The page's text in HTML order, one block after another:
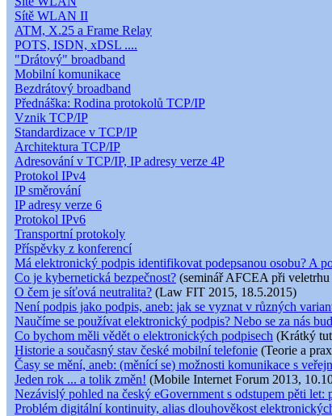
Sítě WLAN II
ATM, X.25 a Frame Relay
POTS, ISDN, xDSL ....
"Drátový" broadband
Mobilní komunikace
Bezdrátový broadband
Přednáška: Rodina protokolů TCP/IP
Vznik TCP/IP
Standardizace v TCP/IP
Architektura TCP/IP
Adresování v TCP/IP, IP adresy verze 4P
Protokol IPv4
IP směrování
IP adresy verze 6
Protokol IPv6
Transportní protokoly
Příspěvky z konferencí
Má elektronický podpis identifikovat podepsanou osobu? A
Co je kybernetická bezpečnost? (seminář AFCEA při
O čem je síťová neutralita? (Law FIT 2015, 18.5.2015)
Není podpis jako podpis, aneb: jak se vyznat v různých
Naučíme se používat elektronický podpis? Nebo se za nás
Co bychom měli vědět o elektronických podpisech (Krátký
Historie a současný stav české mobilní telefonie (Teorie a
Časy se mění, aneb: (měnící se) možnosti komunikace s
Jeden rok ... a tolik změn! (Mobile Internet Forum 2013,
Nezávislý pohled na český eGovernment s odstupem pěti let:
Problém digitální kontinuity, alias dlouhověkost